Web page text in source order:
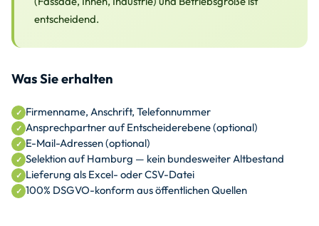
entscheidend.
Was Sie erhalten
Firmenname, Anschrift, Telefonnummer
Ansprechpartner auf Entscheiderebene (optional)
E-Mail-Adressen (optional)
Selektion auf Hamburg — kein bundesweiter Altbestand
Lieferung als Excel- oder CSV-Datei
100% DSGVO-konform aus öffentlichen Quellen